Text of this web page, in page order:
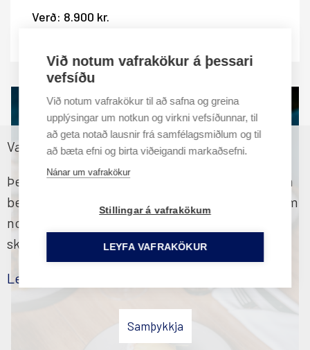
Verð: 8.900 kr.
Vafrakökustefna
Þessi vefsíða notar vafrakökur til að tryggja sem
besta upplifun fyrir notendur. Ef þú heldur áfram
notkun þinni á síðunni samþykkir þú vafraköku
skilmála okkar
Lesa nánar
Samþykkja
Við notum vafrakökur á þessari
vefsíðu
Við notum vafrakökur til að safna og greina
upplýsingar um notkun og virkni vefsíðunnar, til
að geta notað lausnir frá samfélagsmiðlum og til
að bæta efni og birta viðeigandi markaðsefni.
Nánar um vafrakökur
Stillingar á vafrakökum
LEYFA VAFRAKÖKUR